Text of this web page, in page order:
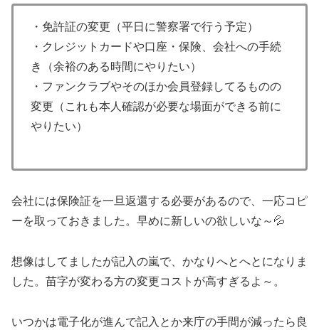
・免許証の変更（平日に警察署で行う予定）
・クレジットカードや口座・保険、会社への手続
き（余裕のある時間にやりたい）
・ファンクラブやそのほか会員登録してるものの
変更（これも本人確認が必要な場面ができる前に
やりたい）
会社には保険証を一旦返還する必要があるので、一応コピ
ーを取っておきました。早めに新しいの欲しいな～💦
想像はしてましたが記入の嵐で、かなりへとへとになりま
した。苗字が変わる方の変更コストが高すぎるよ～。
いつかは電子化が進んで記入とか来庁の手間が減ったら良